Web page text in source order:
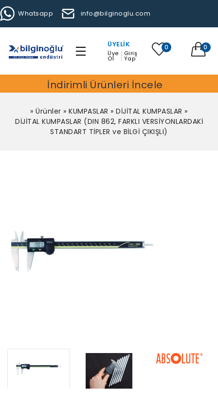
Whatsapp info@bilginoglu.com
ÜYELIK
Üye
Ol
Giriş
Yap
0 0
İndirimli Ürünleri İncele
»Ürünler »KUMPASLAR »DİJİTAL KUMPASLAR »
DİJİTAL KUMPASLAR (DIN 862, FARKLI VERSİYONLARDAKİ
STANDART TİPLER ve BİLGİ ÇIKIŞLI)